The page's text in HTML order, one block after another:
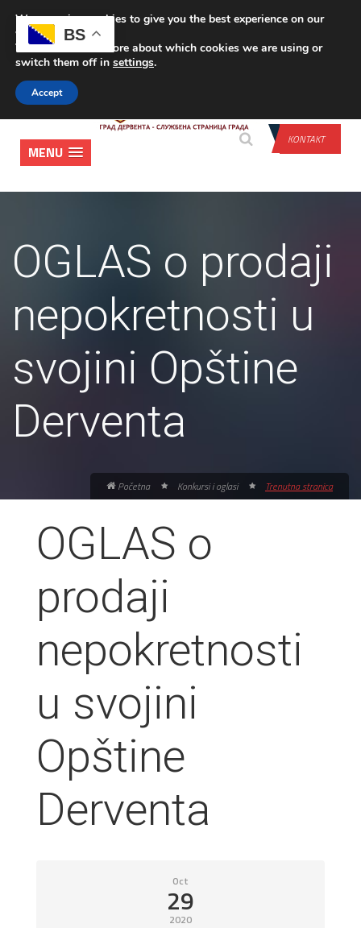
PRIJAVA
KONTAKT
MENU
OGLAS o prodaji
nepokretnosti u
svojini Opštine
Derventa
Početna Konkursi i oglasi Trenutna stranica
OGLAS o
prodaji
nepokretnosti
u svojini
Opštine
Derventa
Oct
29
2020
BS
We are using cookies to give you the best experience on our
website.
You can find out more about which cookies we are using or
switch them off in settings.
Accept